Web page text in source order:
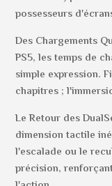
possesseurs
Des Chargements
PS5, les temps de
simple expression.
chapitres ;
Le Retour des
dimension tactile
l'escalade ou le
précision,